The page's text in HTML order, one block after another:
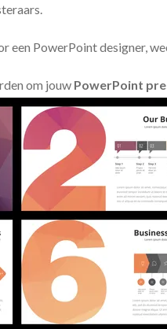
een PowerPoint designer,
om jouw PowerPoint